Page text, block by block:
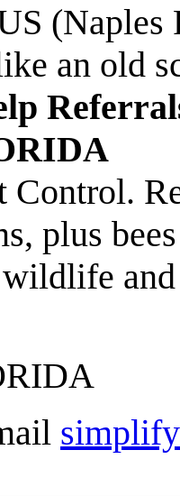
an old
plus